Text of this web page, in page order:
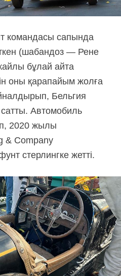
командасы сапында
(шабандоз — Рене
бұлай айта
оны қарапайым жолға
Бельгия
сатты. Автомобиль
2020 жылы
& Company
стерлингке жетті.